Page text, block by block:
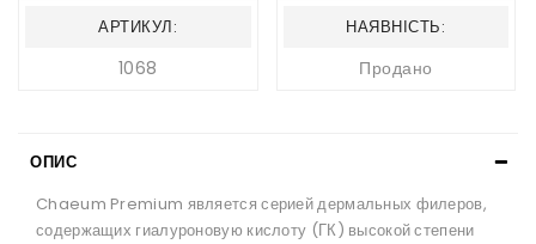
АРТИКУЛ:
1068
НАЯВНІСТЬ:
Продано
ОПИС
Chaeum Premium является серией дермальных филеров,
содержащих гиалуроновую кислоту (ГК) высокой степени